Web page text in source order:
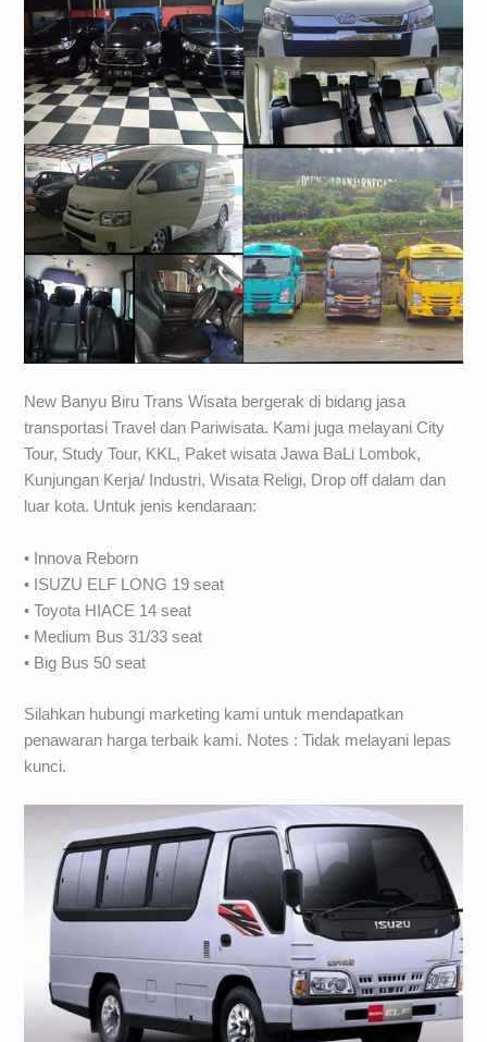
New Banyu Biru Trans Wisata bergerak di bidang jasa
transportasi Travel dan Pariwisata. Kami juga melayani City
Tour, Study Tour, KKL, Paket wisata Jawa BaLi Lombok,
Kunjungan Kerja/ Industri, Wisata Religi, Drop off dalam dan
luar kota. Untuk jenis kendaraan:
• Innova Reborn
• ISUZU ELF LONG 19 seat
• Toyota HIACE 14 seat
• Medium Bus 31/33 seat
• Big Bus 50 seat
Silahkan hubungi marketing kami untuk mendapatkan
penawaran harga terbaik kami. Notes : Tidak melayani lepas
kunci.